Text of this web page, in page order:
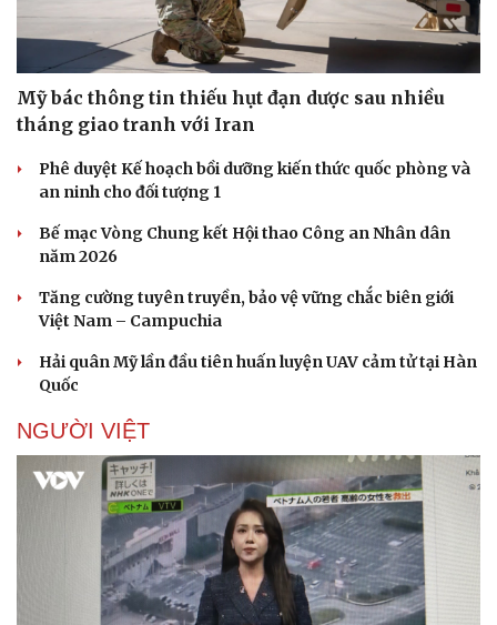
Mỹ bác thông tin thiếu hụt đạn dược sau nhiều
tháng giao tranh với Iran
Phê duyệt Kế hoạch bồi dưỡng kiến thức quốc phòng và
an ninh cho đối tượng 1
Bế mạc Vòng Chung kết Hội thao Công an Nhân dân
năm 2026
Tăng cường tuyên truyền, bảo vệ vững chắc biên giới
Việt Nam – Campuchia
Hải quân Mỹ lần đầu tiên huấn luyện UAV cảm tử tại Hàn
Quốc
NGƯỜI VIỆT